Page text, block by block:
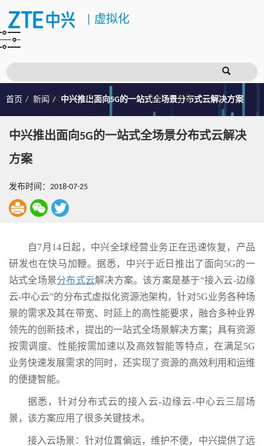
虚拟化
注册 登录
首页 新闻 中兴推出面向5G的一站式全场景分布式云解决方案
中兴推出面向5G的一站式全场景分布式云解决
方案
发布时间：2018-07-25
自7月14日起，中兴全球经营业务正在迅速恢复，产品
研发也在快马加鞭。据悉，中兴于近日推出了面向5G的一
站式全场景分布式云解决方案。该方案是基于“接入云-边缘
云-中心云”的分布式虚拟化资源池架构，针对5G业务各种场
景的需求及其在带宽、时延上的高性能要求，融合多种业界
领先的创新技术，提出的一站式全场景解决方案；具有资源
按需调度、性能按需加速以及高效智能等特点，在满足5G
业务快速发展需求的同时，还实现了资源的高效利用和运维
的便捷智能。
据悉，针对分布式云的接入云-边缘云-中心云三层场
景，该方案应用了很多关键技术。
接入云场景：针对位置偏远，维护不便，中兴提供了远